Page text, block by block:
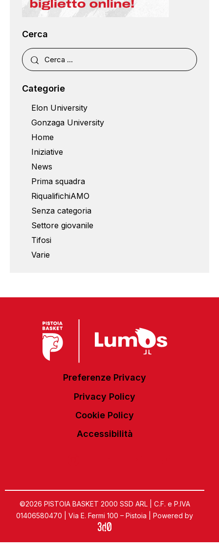
Cerca
Categorie
Elon University
Gonzaga University
Home
Iniziative
News
Prima squadra
RiqualifichiAMO
Senza categoria
Settore giovanile
Tifosi
Varie
Preferenze Privacy
Privacy Policy
Cookie Policy
Accessibilità
©2026 PISTOIA BASKET 2000 SSD ARL | C.F. e P.IVA
01406580470 | Via E. Fermi 100 – Pistoia | Powered by